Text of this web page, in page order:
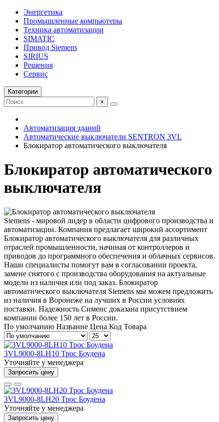
Энергетика
Промышленные компьютеры
Техника автоматизации
SIMATIC
Привод Siemens
SIRIUS
Решения
Сервис
Категории
×
Автоматизация зданий
Автоматические выключатели SENTRON 3VL
Блокиратор автоматического выключателя
Блокиратор автоматического
выключателя
Siemens - мировой лидер в области цифрового производства и
автоматизации. Компания предлагает широкий ассортимент
Блокиратор автоматического выключателя для различных
отраслей промышленности, начиная от контроллеров и
приводов до программного обеспечения и облачных сервисов.
Наши специалисты помогут вам в согласовании проекта,
замене снятого с производства оборудования на актуальные
модели из наличия или под заказ. Блокиратор
автоматического выключателя Siemens мы можем предложить
из наличия в Воронеже на лучших в России условиях
поставки. Надежность Сименс доказана присутствием
компании более 150 лет в России.
По умолчанию Название Цена Код Товара
3VL9000-8LH10 Трос Боудена
Уточняйте у менеджера
Запросить цену
3VL9000-8LH20 Трос Боудена
Уточняйте у менеджера
Запросить цену